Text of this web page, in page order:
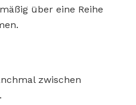
über eine Reihe
zwischen